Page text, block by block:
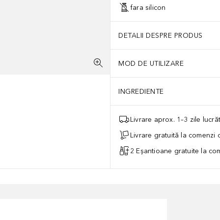
fara silicon
DETALII DESPRE PRODUS
MOD DE UTILIZARE
INGREDIENTE
Livrare aprox. 1–3 zile
Livrare gratuită la comenzi
2 Eșantioane gratuite la